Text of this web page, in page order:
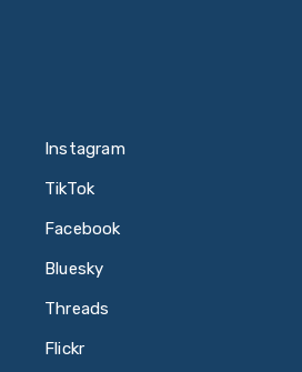
Instagram
TikTok
Facebook
Bluesky
Threads
Flickr